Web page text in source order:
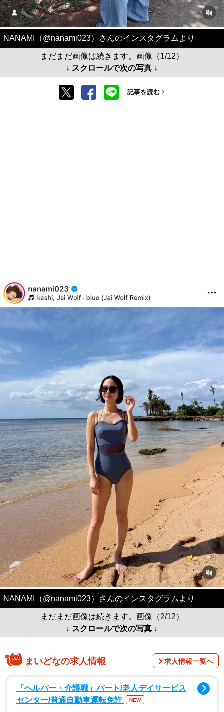
NANAMI（@nanami023）さんのインスタグラムより
まだまだ画像は続きます。画像（1/12）
↓ スクロールで次の写真 ↓
記事を読む
NANAMI（@nanami023）さんのインスタグラムより
まだまだ画像は続きます。画像（2/12）
↓ スクロールで次の写真 ↓
まいどなの求人情報 求人情報一覧へ
「ヘルパー・介護職」パート/老人デイサービス
センター/普通自動車運転免許
NEW